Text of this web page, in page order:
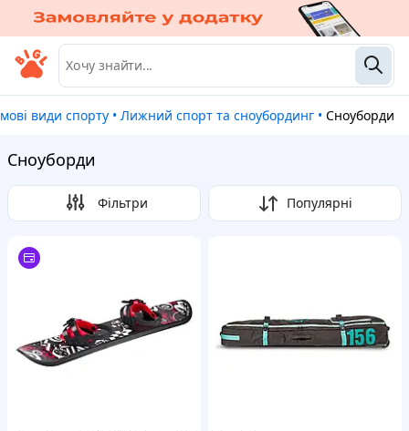
види спорту • Лижний спорт та сноубординг • Сноуборди
Сноуборди
Фільтри Популярні